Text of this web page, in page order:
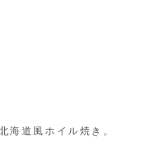
海道風ホイル焼き。